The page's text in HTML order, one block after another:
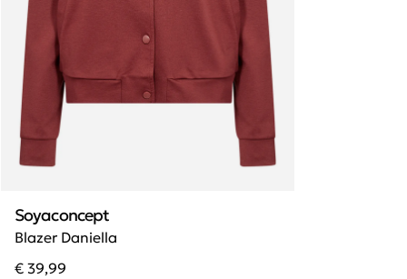
Blazer Daniella
Soyaconcept
€ 39,99